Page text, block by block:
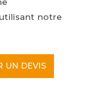
notre
UN DEVIS